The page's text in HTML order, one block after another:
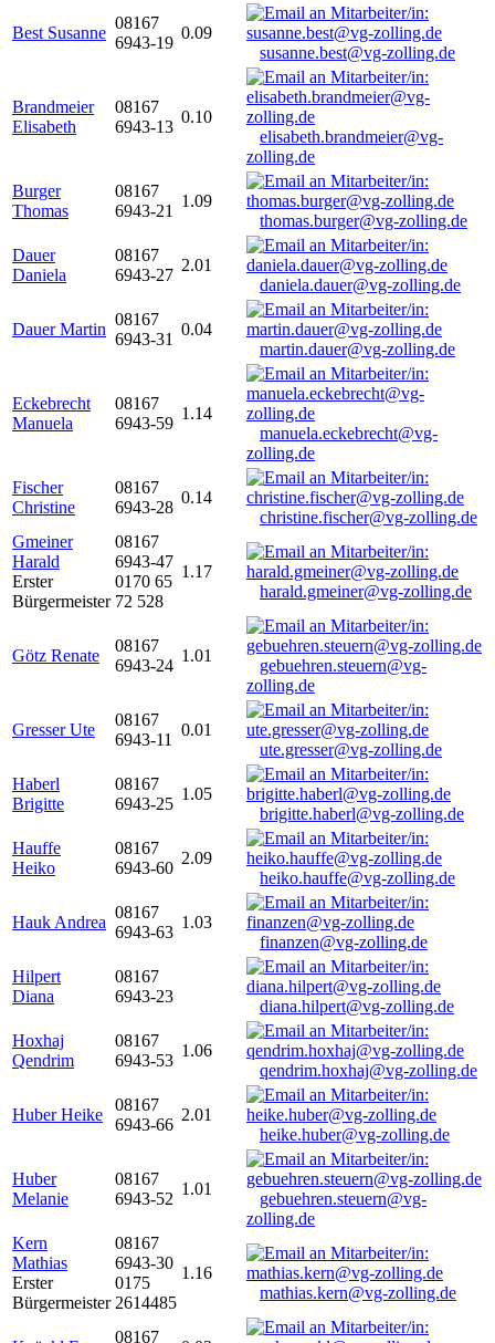
Best Susanne
08167
6943-19
0.09
susanne.best@vg-zolling.de
Brandmeier
Elisabeth
08167
6943-13
0.10
elisabeth.brandmeier@vg-
zolling.de
Burger
Thomas
08167
6943-21
1.09
thomas.burger@vg-zolling.de
Dauer
Daniela
08167
6943-27
2.01
daniela.dauer@vg-zolling.de
Dauer Martin
08167
6943-31
0.04
martin.dauer@vg-zolling.de
Eckebrecht
Manuela
08167
6943-59
1.14
manuela.eckebrecht@vg-
zolling.de
Fischer
Christine
08167
6943-28
0.14
christine.fischer@vg-zolling.de
Gmeiner
Harald
Erster
Bürgermeister
08167
6943-47
0170 65
72 528
1.17
harald.gmeiner@vg-zolling.de
Götz Renate
08167
6943-24
1.01
gebuehren.steuern@vg-
zolling.de
Gresser Ute
08167
6943-11
0.01
ute.gresser@vg-zolling.de
Haberl
Brigitte
08167
6943-25
1.05
brigitte.haberl@vg-zolling.de
Hauffe
Heiko
08167
6943-60
2.09
heiko.hauffe@vg-zolling.de
Hauk Andrea
08167
6943-63
1.03
finanzen@vg-zolling.de
Hilpert
Diana
08167
6943-23
diana.hilpert@vg-zolling.de
Hoxhaj
Qendrim
08167
6943-53
1.06
qendrim.hoxhaj@vg-zolling.de
Huber Heike
08167
6943-66
2.01
heike.huber@vg-zolling.de
Huber
Melanie
08167
6943-52
1.01
gebuehren.steuern@vg-
zolling.de
Kern
Mathias
Erster
Bürgermeister
08167
6943-30
0175
2614485
1.16
mathias.kern@vg-zolling.de
08167